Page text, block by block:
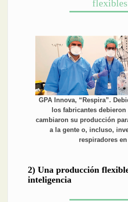
GPA Innova, “Respira”.
los fabricantes
cambiaron su producción
a la gente o, incluso,
respiradores
2) Una producción
inteligencia